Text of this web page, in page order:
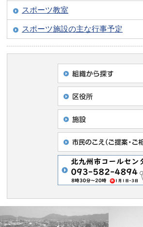
スポーツ教室
スポーツ施設の主な行事予定